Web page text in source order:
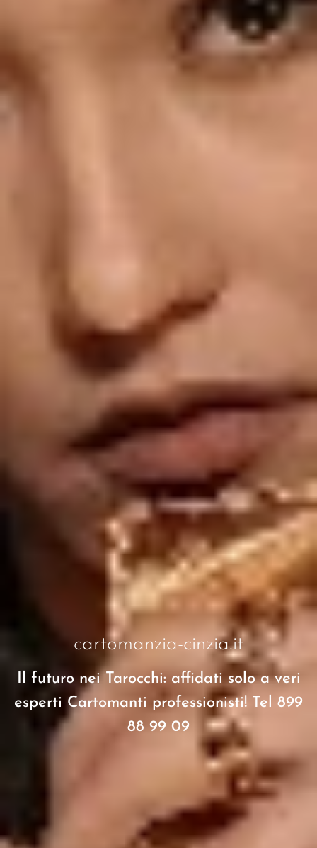
cartomanzia-cinzia.it
Il futuro nei Tarocchi: affidati solo a veri
esperti Cartomanti professionisti! Tel 899
88 99 09